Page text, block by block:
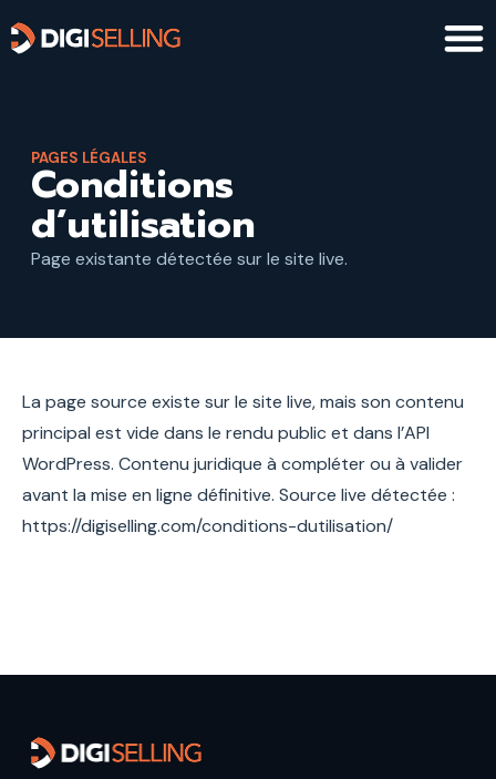
au
PAGES LÉGALES
Conditions
d’utilisation
Page existante détectée sur le site live.
La page source existe sur le site live, mais son contenu
principal est vide dans le rendu public et dans l’API
WordPress. Contenu juridique à compléter ou à valider
avant la mise en ligne définitive. Source live détectée :
https://digiselling.com/conditions-dutilisation/